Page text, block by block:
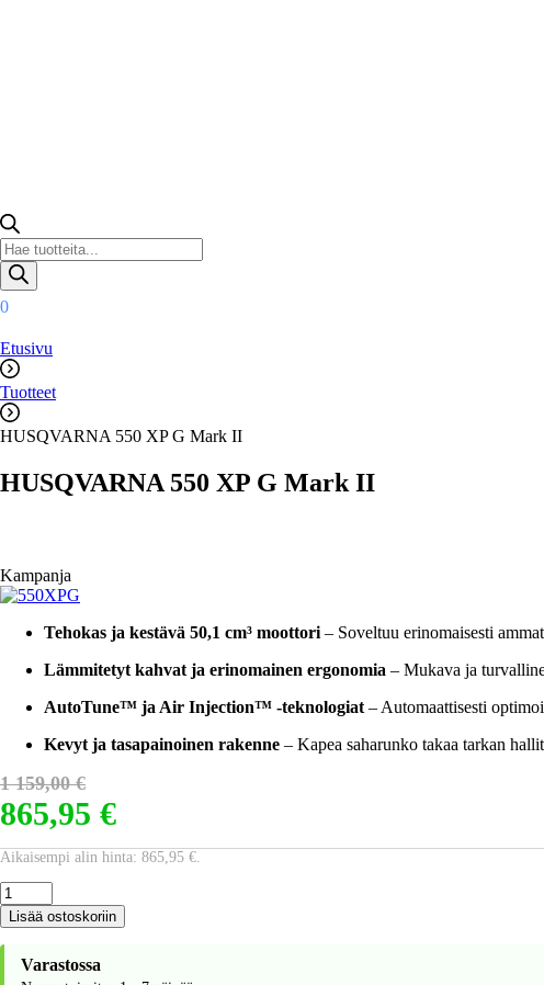
Products
search
0
Etusivu
Tuotteet
HUSQVARNA 550 XP G Mark II
HUSQVARNA 550 XP G Mark II
Kampanja
Tehokas ja kestävä 50,1 cm³ moottori – Soveltuu erinomaisesti
Lämmitetyt kahvat ja erinomainen ergonomia – Mukava ja
AutoTune™ ja Air Injection™ -teknologiat – Automaattisesti
Kevyt ja tasapainoinen rakenne – Kapea saharunko takaa tarkan
1 159,00€
Alkuperäinen
hinta
oli:
1
159,00 €.
865,95 €
Nykyinen
hinta
on:
865,95 €.
Aikaisempi alin hinta: 865,95 €.
HUSQVARNA
550
XP
G
Mark
Lisää ostoskoriin
Varastossa